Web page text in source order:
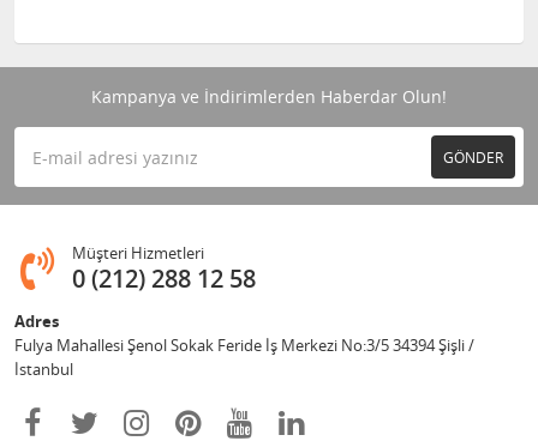
Kampanya ve İndirimlerden Haberdar Olun!
GÖNDER
Müşteri Hizmetleri
0 (212) 288 12 58
Adres
Fulya Mahallesi Şenol Sokak Feride İş Merkezi No:3/5 34394 Şişli /
İstanbul